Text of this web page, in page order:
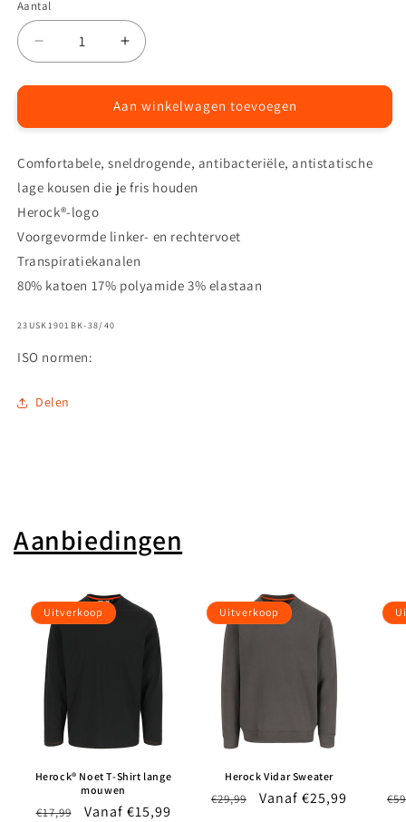
Aantal
Aantal
Aantal
verlagen
voor
kousen
Aantal
verhogen
voor
Fresco
kousen
Aan winkelwagen toevoegen
Comfortabele, sneldrogende, antibacteriële, antistatische
lage kousen die je fris houden
Herock®-logo
Voorgevormde linker- en rechtervoet
Transpiratiekanalen
80% katoen 17% polyamide 3% elastaan
SKU:
23USK1901BK-38/40
ISO normen:
Delen
Aanbiedingen
Uitverkoop
Herock® Noet T-Shirt lange
mouwen
Normale
€17,99 Aanbiedingsprijs
Vanaf €15,99
Uitverkoop
Herock Vidar Sweater
Normale
€29,99 Aanbiedingsprijs
Vanaf €25,99